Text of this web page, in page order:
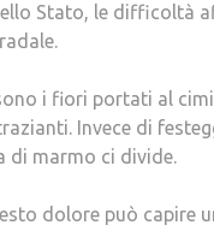
Stato, le difficoltà
i fiori portati al
Invece di
di marmo ci divide.
dolore può capire